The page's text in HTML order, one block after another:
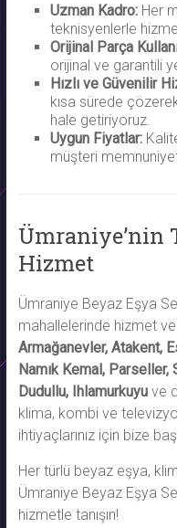
Uzman Kadro:Her
teknisyenlerle
Orijinal Parça
orijinal ve garantili
Hızlı ve Güvenilir
kısa sürede
hale getiriyoruz.
Uygun Fiyatlar:
müşteri
Ümraniye’nin
Hizmet
Ümraniye Beyaz Eşya
mahallelerinde hizmet
Armağanevler, Atakent,
Namık Kemal, Parseller,
Dudullu, Ihlamurkuyuve
klima, kombi ve
ihtiyaçlarınız için bize
Her türlü beyaz eşya,
Ümraniye Beyaz Eşya
hizmetle tanışın!